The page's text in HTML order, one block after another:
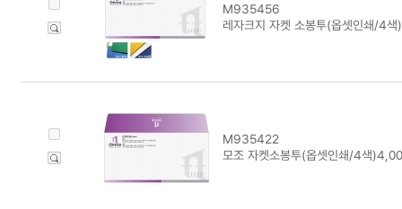
M935456
레자크지 자켓 소봉투(옵셋인쇄/4
M935422
모조 자켓소봉투(옵셋인쇄/4색